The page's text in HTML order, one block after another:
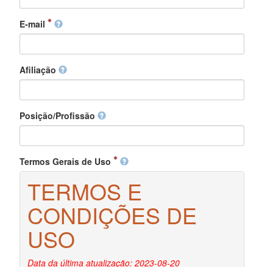
E-mail
Afiliação
Posição/Profissão
Termos Gerais de Uso
TERMOS E
CONDIÇÕES DE
USO
Data da última atualização: 2023-08-20